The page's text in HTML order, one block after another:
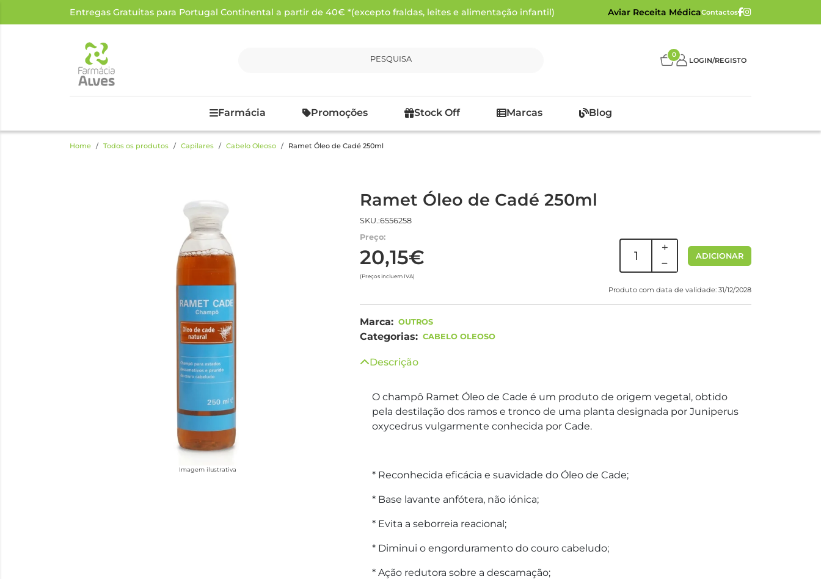
Entregas Gratuitas para Portugal Continental a partir de 40€ *(excepto fraldas, leites e alimentação infantil) Aviar Receita MédicaContactos
PESQUISA 0
LOGIN/REGISTO
Farmácia Promoções Stock Off Marcas Blog
Home Todos os produtos Capilares Cabelo Oleoso Ramet Óleo de Cadé 250ml
Imagem ilustrativa
Ramet Óleo de Cadé 250ml
SKU.:6556258
Preço:
20,15€
(Preços incluem IVA)
ADICIONAR
Produto com data de validade: 31/12/2028
Marca: OUTROS
Categorias: CABELO OLEOSO
Descrição
O champô Ramet Óleo de Cade é um produto de origem vegetal, obtido
pela destilação dos ramos e tronco de uma planta designada por Juniperus
oxycedrus vulgarmente conhecida por Cade.
* Reconhecida eficácia e suavidade do Óleo de Cade;
* Base lavante anfótera, não iónica;
* Evita a seborreia reacional;
* Diminui o engorduramento do couro cabeludo;
* Ação redutora sobre a descamação;